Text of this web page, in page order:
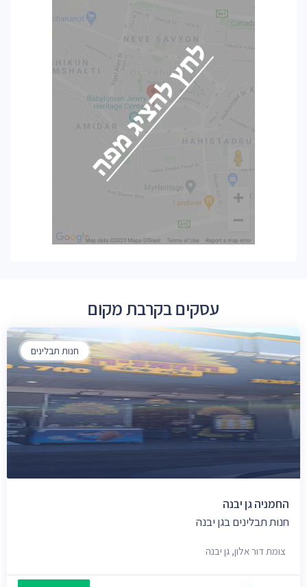
עסקים בקרבת מקום
חנות תבלינים
החמניה גן יבנה
חנות תבלינים בגן יבנה
צומת דור אלון, גן יבנה